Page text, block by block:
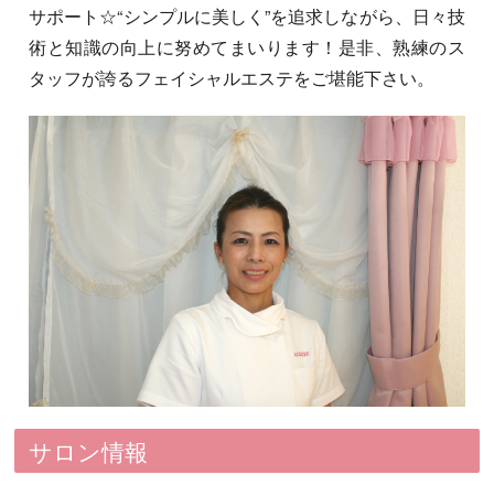
サポート☆“シンプルに美しく”を追求しながら、日々技
術と知識の向上に努めてまいります！是非、熟練のス
タッフが誇るフェイシャルエステをご堪能下さい。
サロン情報